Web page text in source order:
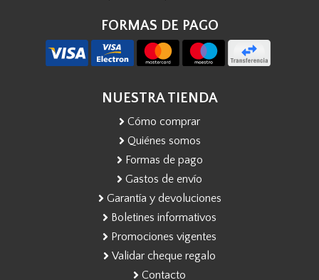
FORMAS DE PAGO
NUESTRA TIENDA
Cómo comprar
Quiénes somos
Formas de pago
Gastos de envío
Garantía y devoluciones
Boletines informativos
Promociones vigentes
Validar cheque regalo
Contacto